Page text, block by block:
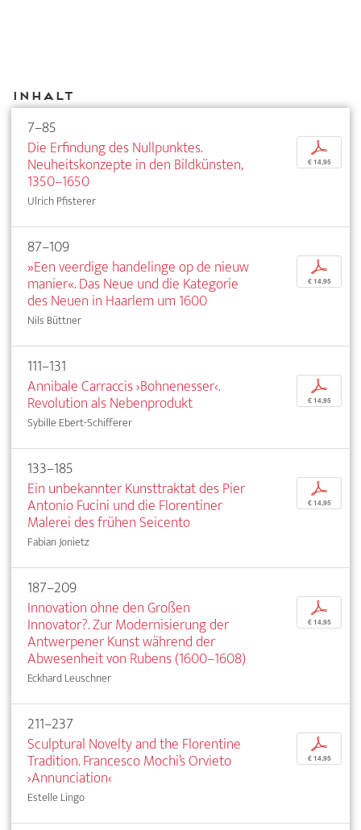
Inhalt
7–85
Die Erfindung des Nullpunktes.
Neuheitskonzepte in den Bildkünsten,
1350–1650
Ulrich Pfisterer
p
€ 14,95
87–109
»Een veerdige handelinge op de nieuw
manier«. Das Neue und die Kategorie
des Neuen in Haarlem um 1600
Nils Büttner
p
€ 14,95
111–131
Annibale Carraccis ›Bohnenesser‹.
Revolution als Nebenprodukt
Sybille Ebert-Schifferer
p
€ 14,95
133–185
Ein unbekannter Kunsttraktat des Pier
Antonio Fucini und die Florentiner
Malerei des frühen Seicento
Fabian Jonietz
p
€ 14,95
187–209
Innovation ohne den Großen
Innovator?. Zur Modernisierung der
Antwerpener Kunst während der
Abwesenheit von Rubens (1600–1608)
Eckhard Leuschner
p
€ 14,95
211–237
Sculptural Novelty and the Florentine
Tradition. Francesco Mochi’s Orvieto
›Annunciation‹
Estelle Lingo
p
€ 14,95